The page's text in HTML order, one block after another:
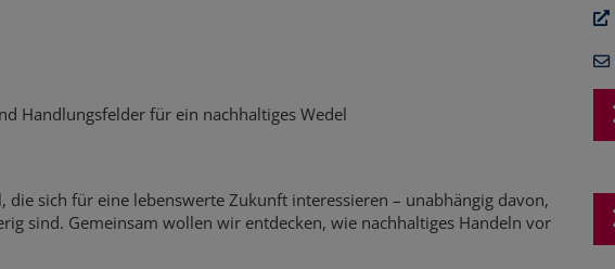
Handlungsfelder für ein nachhaltiges Wedel
die sich für eine lebenswerte Zukunft interessieren – unabhängig davon,
sind. Gemeinsam wollen wir entdecken, wie nachhaltiges Handeln vor